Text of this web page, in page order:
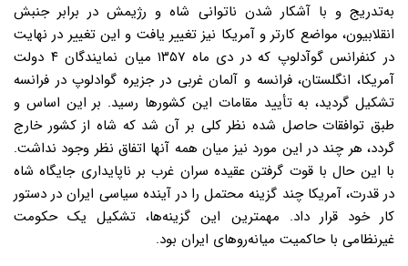
به‌تدریج و با آشکار شدن ناتوانی شاه و رژیمش در برابر جنبش
انقلابیون، مواضع کارتر و آمریکا نیز تغییر یافت و این تغییر در نهایت
در کنفرانس گوآدلوپ که در دی ماه ۱۳۵۷ میان نمایندگان ۴ دولت
آمریکا، انگلستان، فرانسه و آلمان غربی در جزیره گوادلوپ در فرانسه
تشکیل گردید، به تأیید مقامات این کشورها رسید. بر این اساس و
طبق توافقات حاصل شده نظر کلی بر آن شد که شاه از کشور خارج
گردد، هر چند در این مورد نیز میان همه آنها اتفاق نظر وجود نداشت.
با این حال با قوت گرفتن عقیده سران غرب بر ناپایداری جایگاه شاه
در قدرت، آمریکا چند گزینه محتمل را در آینده سیاسی ایران در دستور
کار خود قرار داد. مهمترین این گزینه‌ها، تشکیل یک حکومت
غیرنظامی با حاکمیت میانه‌روهای ایران بود.